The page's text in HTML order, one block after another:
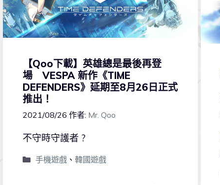
【Qoo下載】英雄總是最後再登
場 VESPA 新作《TIME
DEFENDERS》延期至8月26日正式
推出！
2021/08/26 作者: Mr. Qoo
不守時守護者 ?
手機遊戲、 韓國遊戲